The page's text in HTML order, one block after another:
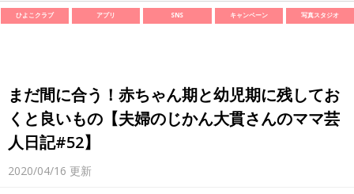
ひよこクラブ アプリ SNS キャンペーン 写真スタジオ
まだ間に合う！赤ちゃん期と幼児期に残してお
くと良いもの【夫婦のじかん大貫さんのママ芸
人日記#52】
2020/04/16 更新